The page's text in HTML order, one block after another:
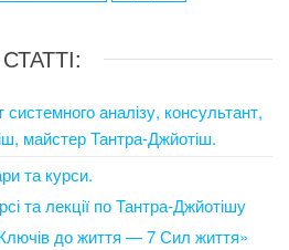
СТАТТІ:
аналізу, консультант,
майстер Тантра-Джйотіш.
та курси.
та лекції по Тантра-Джйотішу
до життя — 7 Сил життя»